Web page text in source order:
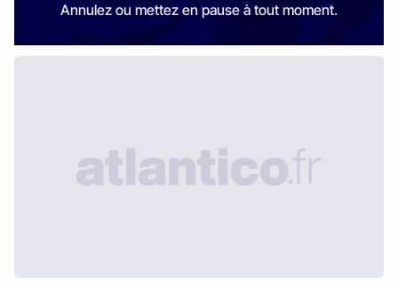
Annulez ou mettez en pause à tout moment.